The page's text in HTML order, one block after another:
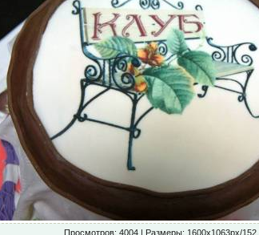
Просмотров: 4004 | Размеры: 1600x1063px/